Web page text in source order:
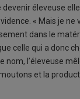
devenir éleveuse
« Mais je ne
dans le
celle qui a donc
nom, l’éleveuse
et la